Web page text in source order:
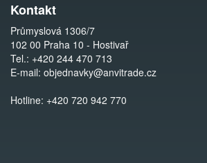
Kontakt
Průmyslová 1306/7
102 00 Praha 10 - Hostivař
Tel.: +420 244 470 713
E-mail: objednavky@anvitrade.cz
Hotline: +420 720 942 770